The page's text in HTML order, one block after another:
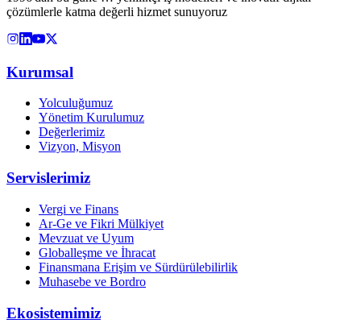
çözümlerle katma değerli hizmet sunuyoruz
Kurumsal
Yolculuğumuz
Yönetim Kurulumuz
Değerlerimiz
Vizyon, Misyon
Servislerimiz
Vergi ve Finans
Ar-Ge ve Fikri Mülkiyet
Mevzuat ve Uyum
Globalleşme ve İhracat
Finansmana Erişim ve Sürdürülebilirlik
Muhasebe ve Bordro
Ekosistemimiz